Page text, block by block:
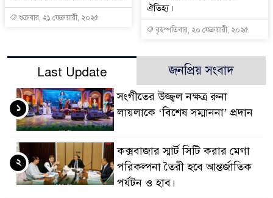
শুক্রবার, ২১ ফেব্রুয়ারী, ২০২৫
ঐতিহ্য।
বৃহস্পতিবার, ২০ ফেব্রুয়ারী, ২০২৫
Last Update জনপ্রিয় সংবাদ
সংগীতের উজ্জ্বল নক্ষত্র রুনা
লায়লাকে ‘বিশেষ সম্মাননা’ প্রদান
১
কক্সবাজার স্মার্ট সিটি করার মেগা
পরিকল্পনা তৈরী হবে আন্তর্জাতিক
পর্যটন ও হাব।
২